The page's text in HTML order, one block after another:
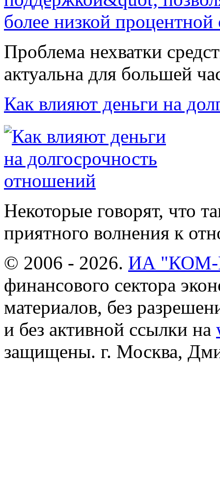
Проблема нехватки
актуальна для большей
Как влияют деньги на
Некоторые говорят, что
приятного волнения к
© 2006 - 2026. ИА
финансового сектора
материалов, без
и без активной ссылки на
защищены. г. Москва,